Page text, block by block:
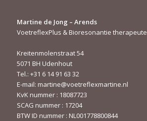
Martine de Jong – Arends
VoetreflexPlus & Bioresonantie therapeute
Kreitenmolenstraat 54
5071 BH Udenhout
Tel.: +31 6 14 91 63 32
E-mail: martine@voetreflexmartine.nl
KvK nummer : 18087723
SCAG nummer : 17204
BTW ID nummer : NL001778800844